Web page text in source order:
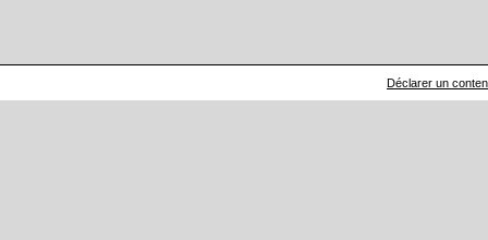
Déclarer un